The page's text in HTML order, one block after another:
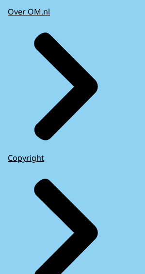
Over OM.nl
Copyright